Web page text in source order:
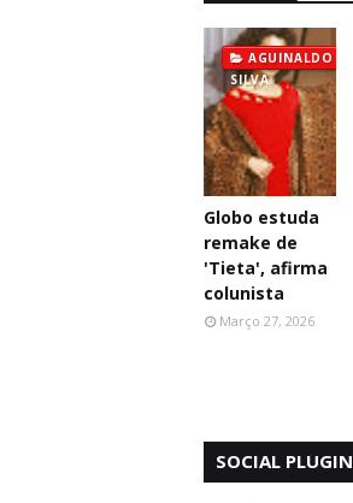
AGUINALDO
SILVA
Globo estuda
remake de
'Tieta', afirma
colunista
Março 27, 2026
SOCIAL PLUGIN